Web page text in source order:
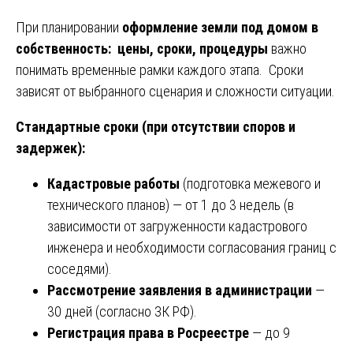
При планировании оформление земли под домом в
собственность: цены, сроки, процедуры важно
понимать временные рамки каждого этапа. Сроки
зависят от выбранного сценария и сложности ситуации.
Стандартные сроки (при отсутствии споров и
задержек):
Кадастровые работы (подготовка межевого и
технического планов) — от 1 до 3 недель (в
зависимости от загруженности кадастрового
инженера и необходимости согласования границ с
соседями).
Рассмотрение заявления в администрации —
30 дней (согласно ЗК РФ).
Регистрация права в Росреестре — до 9